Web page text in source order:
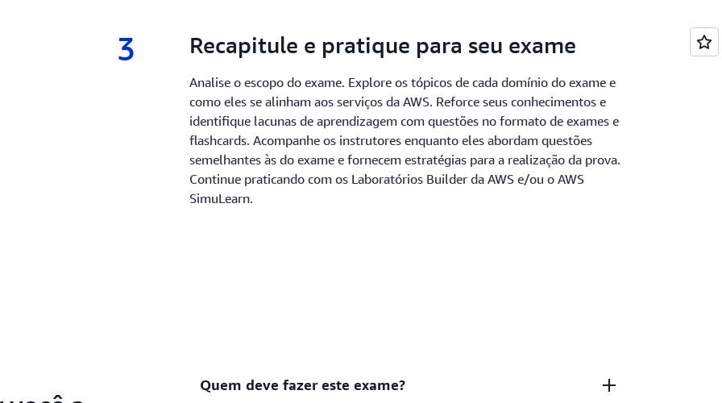
3 3.
Recapitule e pratique para seu exame
Analise o escopo do exame. Explore os tópicos de cada domínio do exame e
como eles se alinham aos serviços da AWS. Reforce seus conhecimentos e
identifique lacunas de aprendizagem com questões no formato de exames e
flashcards. Acompanhe os instrutores enquanto eles abordam questões
semelhantes às do exame e fornecem estratégias para a realização da prova.
Continue praticando com os Laboratórios Builder da AWS e/ou o AWS
SimuLearn.
Quem deve fazer este exame?